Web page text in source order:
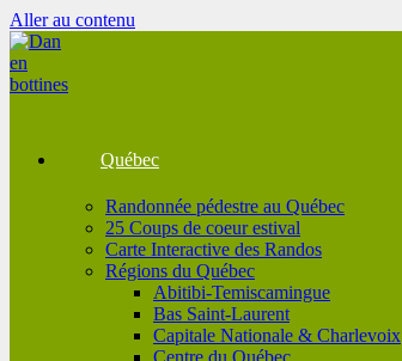
Aller au contenu
Québec
Randonnée pédestre au Québec
25 Coups de coeur estival
Carte Interactive des Randos
Régions du Québec
Abitibi-Temiscamingue
Bas Saint-Laurent
Capitale Nationale & Charlevoix
Centre du Québec